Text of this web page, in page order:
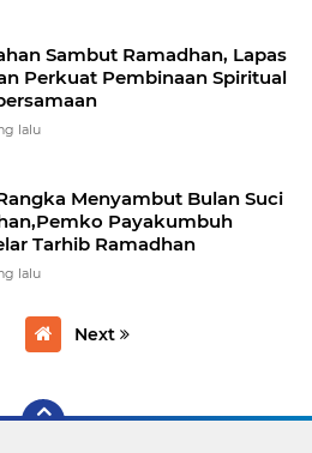
Sambut Ramadhan, Lapas
Perkuat Pembinaan Spiritual
lalu
Menyambut Bulan Suci
Payakumbuh
Tarhib Ramadhan
lalu
Next